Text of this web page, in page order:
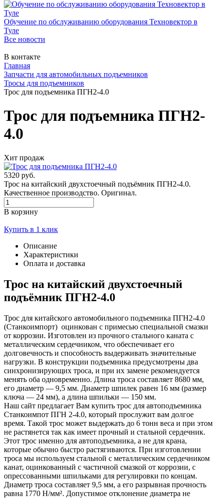
Обучение по обслуживанию оборудования Техновектор в
Туле
Все новости
В контакте
Главная
Запчасти для автомобильных подъемников
Тросы для подъемников
Трос для подъемника ПГН2-4.0
Трос для подъемника ПГН2-
4.0
Хит продаж
5320 руб.
Трос на китайский двухстоечный подъёмник ПГН2-4.0.
Качественное производство. Оригинал.
В корзину
Купить в 1 клик
Описание
Характеристики
Оплата и доставка
Трос на китайский двухстоечный
подъёмник ПГН2-4.0
Трос для китайского автомобильного подъемника ПГН2-4.0
(Станкоимпорт) оцинкован с примесью специальной смазки
от коррозии. Изготовлен из прочного стального каната с
металлическим сердечником, что обеспечивает его
долговечность и способность выдерживать значительные
нагрузки. В конструкции подъемника предусмотрены два
синхронизирующих троса, и при их замене рекомендуется
менять оба одновременно. Длина троса составляет 8680 мм,
его диаметр — 9,5 мм. Диаметр шпилек равен 16 мм (размер
ключа — 24 мм), а длина шпильки — 150 мм.
Наш сайт предлагает Вам купить трос для автоподъемника
Станкоимпот ПГН 2-4.0, который прослужит вам долгое
время. Такой трос может выдержать до 6 тонн веса и при этом
не растянется так как имеет прочный и стальной сердечник.
Этот трос именно для автоподъемника, а не для крана,
которые обычно быстро растягиваются. При изготовлении
троса мы используем стальной с металлическим сердечником
канат, оцинкованный с частичной смазкой от коррозии, с
опрессованными шпильками для регулировки по концам.
Диаметр троса составляет 9,5 мм, а его разрывная прочность
равна 1770 Н/мм². Допустимое отклонение диаметра не